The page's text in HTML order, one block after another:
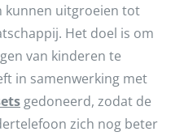
kunnen uitgroeien tot
Het doel is om
van kinderen te
in samenwerking met
gedoneerd, zodat de
zich nog beter